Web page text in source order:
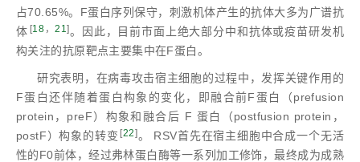
占70.65%。F蛋白序列保守，刺激机体产生的抗体大多为广谱抗
体 [18 ，21]。因此，目前市面上绝大部分中和抗体或疫苗研发机
构关注的抗原靶点主要集中在F蛋白。
研究表明，在病毒攻击宿主细胞的过程中，发挥关键作用的
F蛋白还伴随着蛋白构象的变化，即融合前F蛋白（prefusion
protein，preF）构象和融合后 F 蛋白（postfusion protein，
postF）构象的转变 [22]。 RSV首先在宿主细胞中合成一个无活
性的F0前体，经过弗林蛋白酶等一系列加工修饰，最终成为成熟